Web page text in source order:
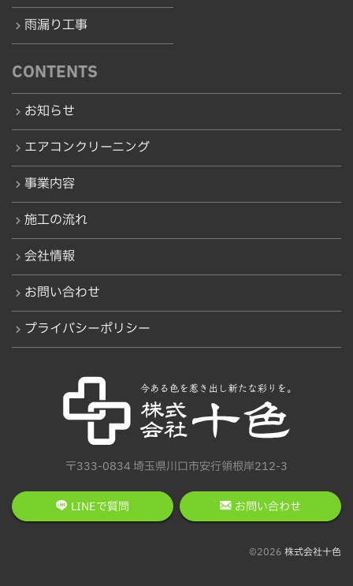
雨漏り工事
CONTENTS
お知らせ
エアコンクリーニング
事業内容
施工の流れ
会社情報
お問い合わせ
プライバシーポリシー
〒333-0834 埼玉県川口市安行領根岸212-3
LINEで質問 お問い合わせ
©2026 株式会社十色